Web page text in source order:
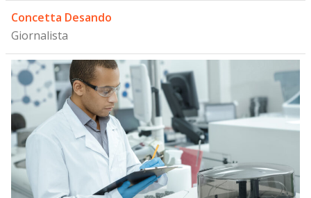
Concetta Desando
Giornalista